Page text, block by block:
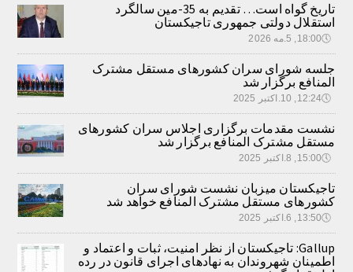
تاریخ گواه است… تقدیم به 35-مین سالگرد
استقلال دولتی جمهوری تاجیکستان
🕔18:00, 5.مه 2026
جلسه شورای سران کشورهای مستقل مشترک
المنافع برگزار شد
🕔12:24, 10.اکتبر 2025
نشست مقدمات برگزاری اجلاس سران کشورهای
مستقل مشترک المنافع برگزار شد
🕔15:00, 8.اکتبر 2025
تاجیکستان میزبان نشست شورای سران
کشورهای مستقل مشترک المنافع خواهد شد
🕔13:50, 6.اکتبر 2025
Gallup: تاجیکستان از نظر امنیت، ثبات و اعتماد و
اطمینان شهروندان به نهادهای اجرای قانون در رده